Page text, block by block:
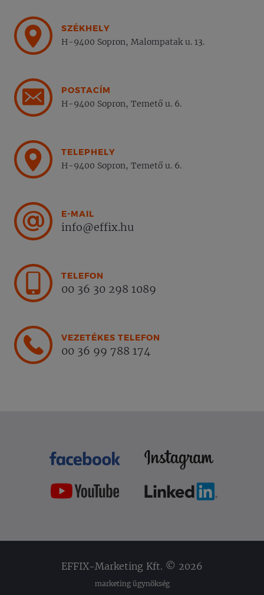
SZÉKHELY
H-9400 Sopron, Malompatak u. 13.
POSTACÍM
H-9400 Sopron, Temető u. 6.
TELEPHELY
H-9400 Sopron, Temető u. 6.
E-MAIL
info@effix.hu
TELEFON
00 36 30 298 1089
VEZETÉKES TELEFON
00 36 99 788 174
EFFIX-Marketing Kft. © 2026
marketing ügynökség